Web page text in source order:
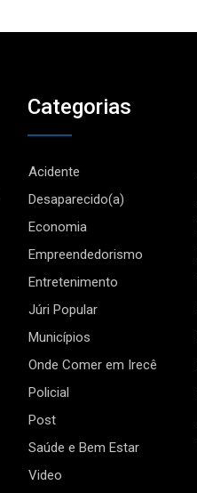
Categorias
Acidente
Desaparecido(a)
Economia
Empreendedorismo
Entretenimento
Júri Popular
Municípios
Onde Comer em Irecê
Policial
Post
Saúde e Bem Estar
Video